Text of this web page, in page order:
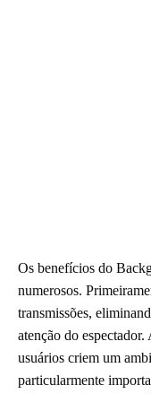
Os benefícios do
numerosos.
transmissões,
atenção do
usuários criem um
particularmente